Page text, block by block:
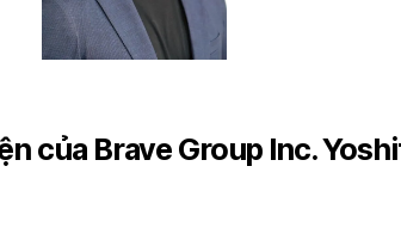
của Brave Group Inc.